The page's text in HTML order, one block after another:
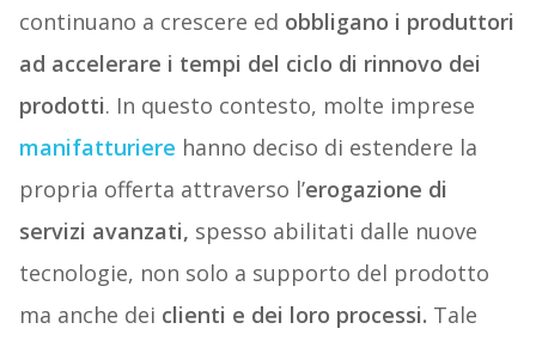
continuano a crescere ed obbligano i produttori
ad accelerare i tempi del ciclo di rinnovo dei
prodotti. In questo contesto, molte imprese
manifatturiere hanno deciso di estendere la
propria offerta attraverso l’erogazione di
servizi avanzati, spesso abilitati dalle nuove
tecnologie, non solo a supporto del prodotto
ma anche dei clienti e dei loro processi. Tale